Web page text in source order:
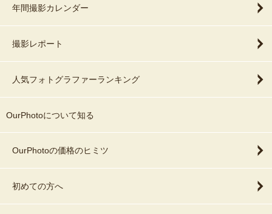
年間撮影カレンダー
撮影レポート
人気フォトグラファーランキング
OurPhotoについて知る
OurPhotoの価格のヒミツ
初めての方へ